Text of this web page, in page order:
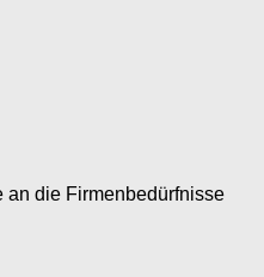
an die Firmenbedürfnisse